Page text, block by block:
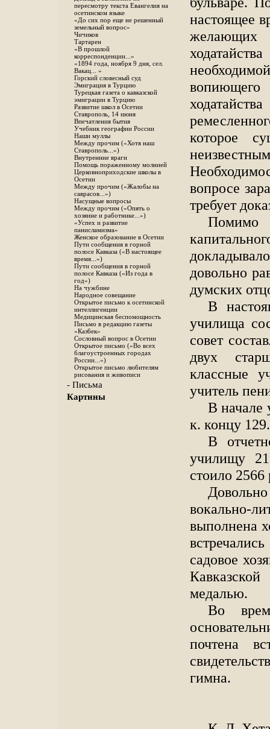
пересмотру текста Евангелия на
осетинском языке
«До сих пор еще не решенный
земельный вопрос»
Чичиков
Тартарен
«В прошлой
корреспонденции...»
«1894 года, ноября 9 дня, сел.
Вакац... »
Горский словесный суд
Эмиграция в Турцию
Турецкая газета о кавказской
эмиграции в Турцию
Развитие школ в Осетии
Ставрополь, 14 июня
Впечатления бытия
Учебник географии России
Наши муллы
Между прочим («Хотя наш
Ставрополь...»)
Внутренние враги
Помощь пораженному молнией
Церковноприходские школы в
Осетии
Между прочим («Жалобы на
саврасов...»)
Насущные вопросы
Между прочим («Опять о
хозяине и работнике...»)
«Успех и развитие
панисламизма»
Женское образование в Осетии
Пути сообщения в горной
полосе Кавказа («В настоящее
время...»)
Пути сообщения в горной
полосе Кавказа («Из года в
год»)
На чужбине
Народное совещание
Открытое письмо к осетинской
интеллигенции
Медицинская беспомощность
Письмо в редакцию газеты
«Каз6ек»
Сословный вопрос в Осетии
Открытое письмо («Во всех
благоустроенных городах
России...»)
Открытое письмо любителям
рисования и живописи
- Письма
Картины
настоящее
которое
вопросе
требует
Помимо
довольно
думских
В
училища
совет
двух
классные
учитель
В начале
к. концу
В
училищу
стоило
вокально-
выполнена
садовое
медалью.
Во
почтена
гимна.